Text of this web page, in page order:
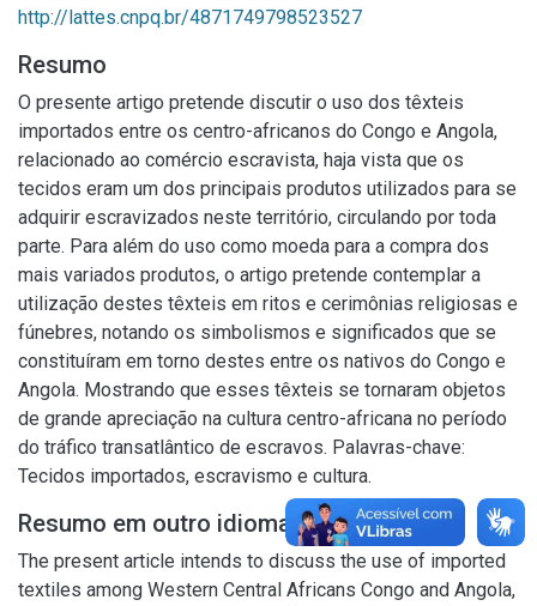
http://lattes.cnpq.br/4871749798523527
Resumo
O presente artigo pretende discutir o uso dos têxteis
importados entre os centro-africanos do Congo e Angola,
relacionado ao comércio escravista, haja vista que os
tecidos eram um dos principais produtos utilizados para se
adquirir escravizados neste território, circulando por toda
parte. Para além do uso como moeda para a compra dos
mais variados produtos, o artigo pretende contemplar a
utilização destes têxteis em ritos e cerimônias religiosas e
fúnebres, notando os simbolismos e significados que se
constituíram em torno destes entre os nativos do Congo e
Angola. Mostrando que esses têxteis se tornaram objetos
de grande apreciação na cultura centro-africana no período
do tráfico transatlântico de escravos. Palavras-chave:
Tecidos importados, escravismo e cultura.
Resumo em outro idioma
The present article intends to discuss the use of imported
textiles among Western Central Africans Congo and Angola,